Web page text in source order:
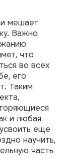
мешает
Важно
что
во всех
его
Таким
и любая
еще
научить,
часть